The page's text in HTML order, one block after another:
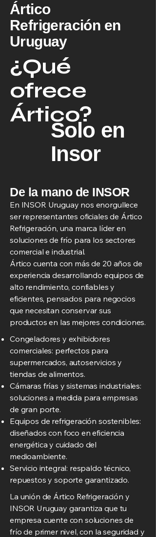
Ártico
Refrigeración en
Uruguay
¿Qué
ofrece
Ártico?
Solo en
Insor
De la mano de INSOR
En INSOR Uruguay nos enorgullece
ser representantes oficiales de Ártico
Refrigeración, una marca líder en
soluciones de frío para los sectores
comercial e industrial.
Ártico cuenta con más de 20 años de
experiencia desarrollando equipos de
alto rendimiento, confiables y
eficientes, pensados para negocios
que necesitan conservar sus
productos en las mejores condiciones.
Congeladores y exhibidores
comerciales: perfectos para
supermercados, autoservicios y
tiendas de alimentos.
Cámaras frías y sistemas industriales:
soluciones a medida para empresas
de gran porte.
Equipos de refrigeración sostenibles:
diseñados con foco en eficiencia
energética y cuidado del
medioambiente.
Servicio integral: respaldo técnico,
repuestos y soporte garantizado.
La unión de Ártico Refrigeración y
INSOR Uruguay garantiza que tu
empresa cuente con soluciones de
frío de primer nivel, con la seguridad y